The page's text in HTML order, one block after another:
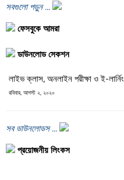
সবগুলো পড়ুন ...
ফেসবুকে আমরা
ডাউনলোড সেকশন
লাইভ ক্লাস, অনলাইন পরীক্ষা ও ই-লার্নিং
রবিবার, আগস্ট ২, ২০২০
সব ডাউনলোডস ...
প্রয়োজনীয় লিংকস